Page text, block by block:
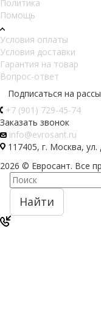
Политика
Помощь
Условия оплаты
Условия доставки
Гарантия на товар
Вопрос-ответ
Подписаться на
+7 (901) 729-45-74
Заказать звонок
info@evrosant.ru
117405, г. Москва,
2026 © Евросант. Все
Найти